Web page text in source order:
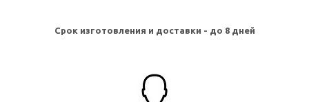
Срок изготовления и доставки - до 8 дней